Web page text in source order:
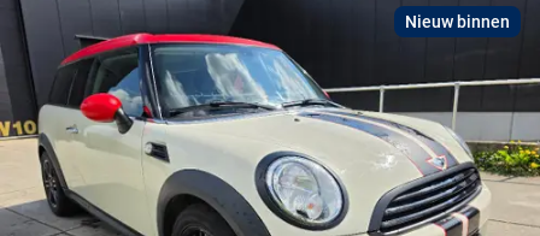
Nieuw binnen